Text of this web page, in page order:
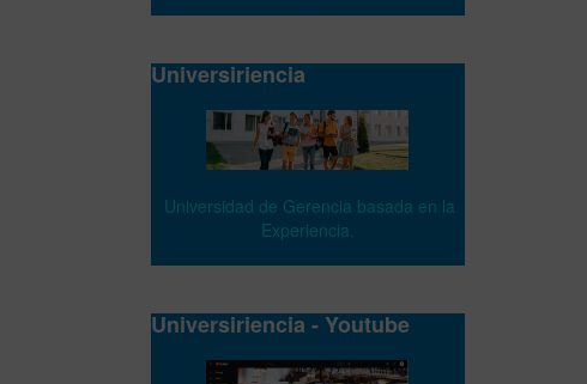
Universiriencia
Universidad de Gerencia basada en la
Experiencia.
Universiriencia - Youtube